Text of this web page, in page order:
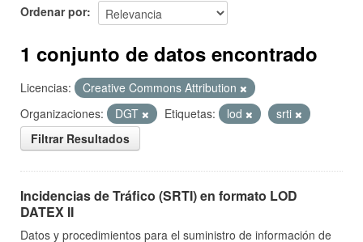
Ordenar por
1 conjunto de datos encontrado
Licencias:
Creative Commons Attribution
Organizaciones:
DGT Etiquetas: lod
srti
Filtrar Resultados
Incidencias de Tráfico (SRTI) en formato LOD
DATEX II
Datos y procedimientos para el suministro de información de